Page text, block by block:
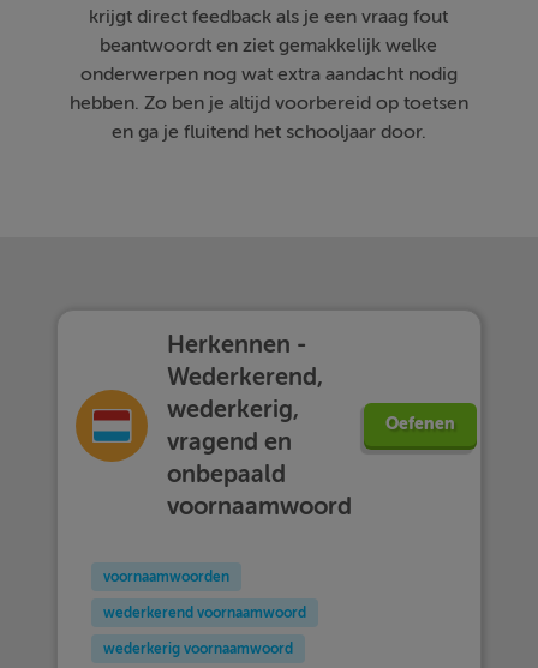
krijgt direct feedback als je een vraag fout
beantwoordt en ziet gemakkelijk welke
onderwerpen nog wat extra aandacht nodig
hebben. Zo ben je altijd voorbereid op toetsen
en ga je fluitend het schooljaar door.
Herkennen -
Wederkerend,
wederkerig,
vragend en
onbepaald
voornaamwoord
Oefenen
voornaamwoorden
wederkerend voornaamwoord
wederkerig voornaamwoord